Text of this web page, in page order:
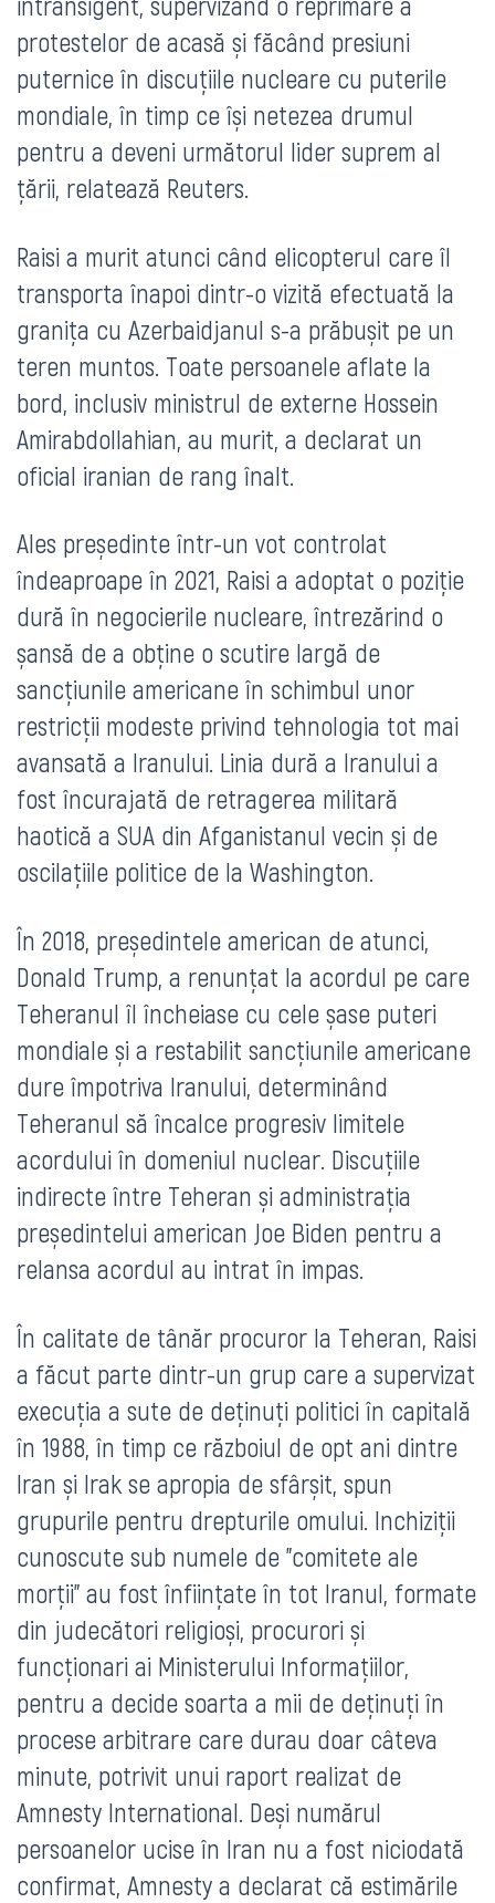
protestelor de acasă și făcând presiuni
puternice în discuțiile nucleare cu puterile
mondiale, în timp ce își netezea drumul
pentru a deveni următorul lider suprem al
țării, relatează Reuters.
Raisi a murit atunci când elicopterul care îl
transporta înapoi dintr-o vizită efectuată la
granița cu Azerbaidjanul s-a prăbușit pe un
teren muntos. Toate persoanele aflate la
bord, inclusiv ministrul de externe Hossein
Amirabdollahian, au murit, a declarat un
oficial iranian de rang înalt.
Ales președinte într-un vot controlat
îndeaproape în 2021, Raisi a adoptat o poziție
dură în negocierile nucleare, întrezărind o
șansă de a obține o scutire largă de
sancțiunile americane în schimbul unor
restricții modeste privind tehnologia tot mai
avansată a Iranului. Linia dură a Iranului a
fost încurajată de retragerea militară
haotică a SUA din Afganistanul vecin și de
oscilațiile politice de la Washington.
În 2018, președintele american de atunci,
Donald Trump, a renunțat la acordul pe care
Teheranul îl încheiase cu cele șase puteri
mondiale și a restabilit sancțiunile americane
dure împotriva Iranului, determinând
Teheranul să încalce progresiv limitele
acordului în domeniul nuclear. Discuțiile
indirecte între Teheran și administrația
președintelui american Joe Biden pentru a
relansa acordul au intrat în impas.
În calitate de tânăr procuror la Teheran, Raisi
a făcut parte dintr-un grup care a supervizat
execuția a sute de deținuți politici în capitală
în 1988, în timp ce războiul de opt ani dintre
Iran și Irak se apropia de sfârșit, spun
grupurile pentru drepturile omului. Inchiziții
cunoscute sub numele de "comitete ale
morții" au fost înființate în tot Iranul, formate
din judecători religioși, procurori și
funcționari ai Ministerului Informațiilor,
pentru a decide soarta a mii de deținuți în
procese arbitrare care durau doar câteva
minute, potrivit unui raport realizat de
Amnesty International. Deși numărul
persoanelor ucise în Iran nu a fost niciodată
confirmat, Amnesty a declarat că estimările